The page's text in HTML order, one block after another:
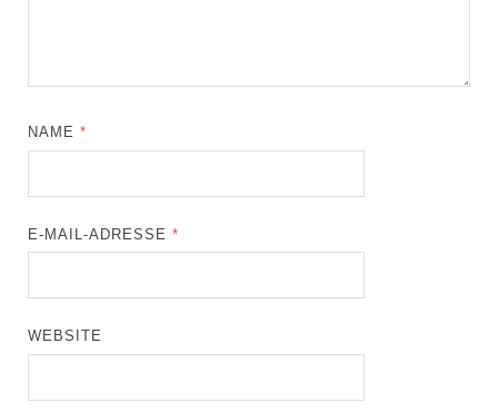
NAME*
E-MAIL-ADRESSE*
WEBSITE